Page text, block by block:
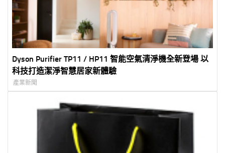
Dyson Purifier TP11 / HP11 智能空氣清淨機全新登場 以
科技打造潔淨智慧居家新體驗
產業新聞